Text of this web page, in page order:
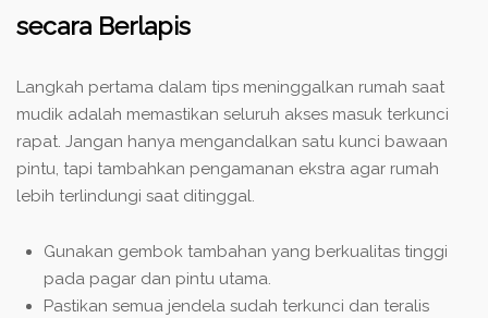
secara Berlapis
Langkah pertama dalam tips meninggalkan rumah saat
mudik adalah memastikan seluruh akses masuk terkunci
rapat. Jangan hanya mengandalkan satu kunci bawaan
pintu, tapi tambahkan pengamanan ekstra agar rumah
lebih terlindungi saat ditinggal.
Gunakan gembok tambahan yang berkualitas tinggi
pada pagar dan pintu utama.
Pastikan semua jendela sudah terkunci dan teralis